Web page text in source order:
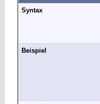
Syntax
Beispiel